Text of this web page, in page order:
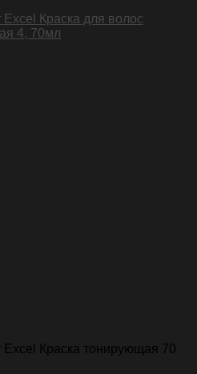
Краска для волос
4, 70мл
Краска тонирующая 70